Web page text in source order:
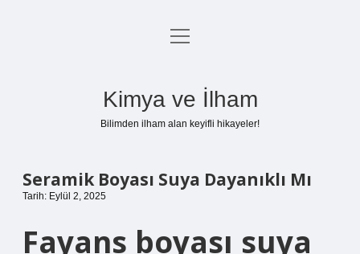
Anasayfa
menüyü
Kimya ve İlham
Bilimden ilham alan keyifli hikayeler!
Seramik Boyası Suya Dayanıklı Mı
Tarih: Eylül 2, 2025
Fayans boyası suya